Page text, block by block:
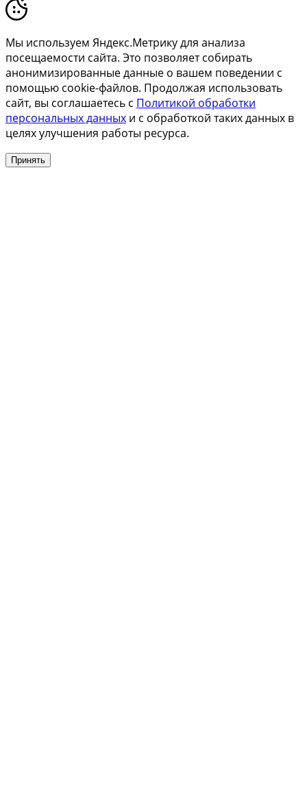
Мы используем Яндекс.Метрику для анализа
посещаемости сайта. Это позволяет собирать
анонимизированные данные о вашем поведении с
помощью cookie-файлов. Продолжая использовать
сайт, вы соглашаетесь с Политикой обработки
персональных данных и с обработкой таких данных в
целях улучшения работы ресурса.
Принять